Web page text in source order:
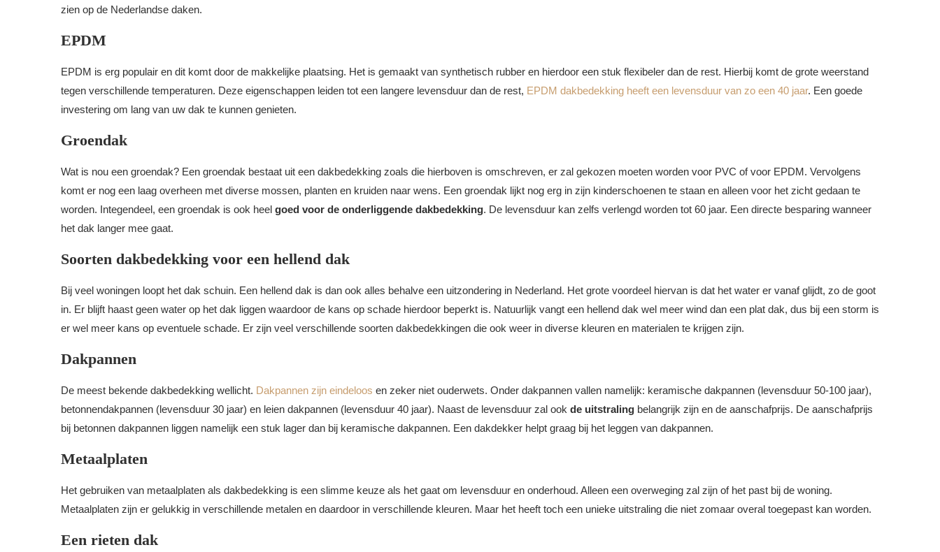
zien op de Nederlandse daken.
EPDM
EPDM is erg populair en dit komt door de makkelijke plaatsing. Het is gemaakt van synthetisch rubber en hierdoor een stuk flexibeler dan de rest. Hierbij komt de grote weerstand
tegen verschillende temperaturen. Deze eigenschappen leiden tot een langere levensduur dan de rest, EPDM dakbedekking heeft een levensduur van zo een 40 jaar. Een goede
investering om lang van uw dak te kunnen genieten.
Groendak
Wat is nou een groendak? Een groendak bestaat uit een dakbedekking zoals die hierboven is omschreven, er zal gekozen moeten worden voor PVC of voor EPDM. Vervolgens
komt er nog een laag overheen met diverse mossen, planten en kruiden naar wens. Een groendak lijkt nog erg in zijn kinderschoenen te staan en alleen voor het zicht gedaan te
worden. Integendeel, een groendak is ook heel goed voor de onderliggende dakbedekking. De levensduur kan zelfs verlengd worden tot 60 jaar. Een directe besparing wanneer
het dak langer mee gaat.
Soorten dakbedekking voor een hellend dak
Bij veel woningen loopt het dak schuin. Een hellend dak is dan ook alles behalve een uitzondering in Nederland. Het grote voordeel hiervan is dat het water er vanaf glijdt, zo de goot
in. Er blijft haast geen water op het dak liggen waardoor de kans op schade hierdoor beperkt is. Natuurlijk vangt een hellend dak wel meer wind dan een plat dak, dus bij een storm is
er wel meer kans op eventuele schade. Er zijn veel verschillende soorten dakbedekkingen die ook weer in diverse kleuren en materialen te krijgen zijn.
Dakpannen
De meest bekende dakbedekking wellicht. Dakpannen zijn eindeloos en zeker niet ouderwets. Onder dakpannen vallen namelijk: keramische dakpannen (levensduur 50-100 jaar),
betonnendakpannen (levensduur 30 jaar) en leien dakpannen (levensduur 40 jaar). Naast de levensduur zal ook de uitstraling belangrijk zijn en de aanschafprijs. De aanschafprijs
bij betonnen dakpannen liggen namelijk een stuk lager dan bij keramische dakpannen. Een dakdekker helpt graag bij het leggen van dakpannen.
Metaalplaten
Het gebruiken van metaalplaten als dakbedekking is een slimme keuze als het gaat om levensduur en onderhoud. Alleen een overweging zal zijn of het past bij de woning.
Metaalplaten zijn er gelukkig in verschillende metalen en daardoor in verschillende kleuren. Maar het heeft toch een unieke uitstraling die niet zomaar overal toegepast kan worden.
Een rieten dak